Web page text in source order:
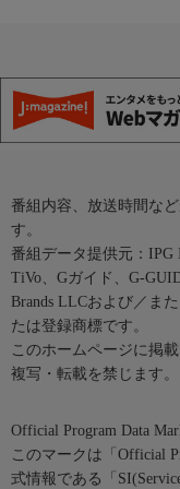
番組内容、放送時間な
す。
番組データ提供元：IPG
TiVo、Gガイド、G-
Brands LLCおよび／ま
たは登録商標です。
このホームページに掲
複写・転載を禁じます。
Official Program Data
このマークは「Official
式情報である「